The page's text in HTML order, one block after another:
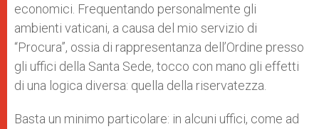
economici. Frequentando personalmente gli
ambienti vaticani, a causa del mio servizio di
“Procura”, ossia di rappresentanza dell’Ordine presso
gli uffici della Santa Sede, tocco con mano gli effetti
di una logica diversa: quella della riservatezza.
Basta un minimo particolare: in alcuni uffici, come ad